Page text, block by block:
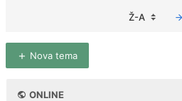
Ž-A
Nova tema
ONLINE